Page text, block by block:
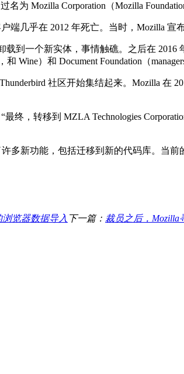
为 Mozilla Corporation（Mozilla
端几乎在 2012 年死亡。当时，Mozilla 宣
载到一个新实体，事情触礁。之后在 2016
和 Wine）和 Document Foundation（
社区开始集结起来。Mozilla 在
最终，转移到 MZLA Technologies
多新功能，包括迁移到新的代码库。当前
浏览器数据导入 下一篇： 裁员之后，Mozilla